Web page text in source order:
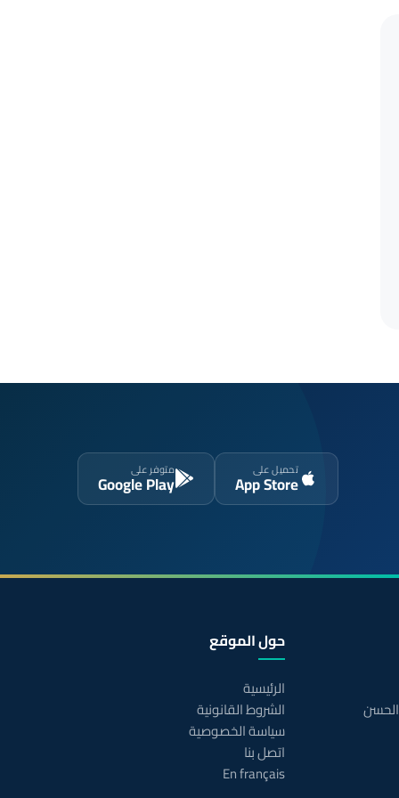
تحميل على
App Store
متوفر على
Google Play
حول الموقع
الرئيسية
الشروط القانونية
سياسة الخصوصية
اتصل بنا
En français